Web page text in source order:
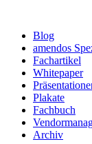
Blog
amendos
Fachartikel
Whitepaper
Plakate
Fachbuch
Archiv